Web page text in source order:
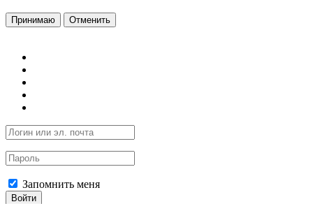
Принимаю Отменить
Запомнить меня
Войти